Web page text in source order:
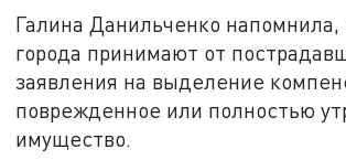
Галина Данильченко напомнила,
города принимают от
заявления на выделение
поврежденное или полностью
имущество.